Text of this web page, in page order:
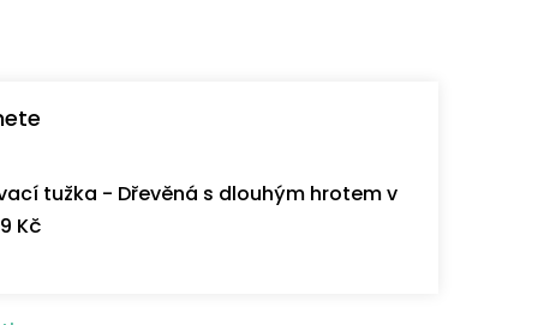
tužka - Dřevěná s dlouhým hrotem v
Kč